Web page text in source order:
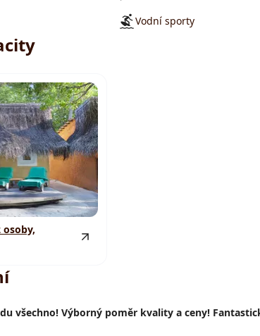
Vodní sporty
všechno! Výborný poměr kvality a ceny!